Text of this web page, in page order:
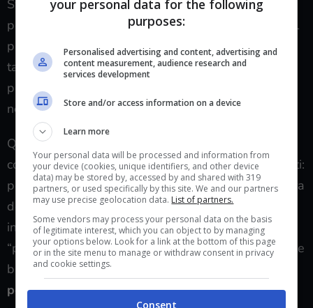
System, qui arricchito dal meccanismo del “link” tra
personaggi che permette al giocatore di collegare il
proprio personaggio a un alleato facendoli agire in
tandem, sfruttando abilità automatiche, diventando
particolarmente efficaci contro tipi particolari di
nemici e sbloccando l’utilizzo delle Linked Artes.
Queste sono tecniche speciali che nascono dalla
combinazione di due abilità dei personaggi collegati:
per poterle utilizzare è necessario riempire una barra
dedicata chiamata “overlimit” con cui è possibile
innescare attacchi combinati che diventano il vero
“piatto forte” del sistema. Il resto del gioco utilizza le
basi di Tales Of Graces
potenziamenti derivanti dal sistema di
your personal data for the following
purposes:
Personalised advertising and content, advertising and
content measurement, audience research and
services development
Store and/or access information on a device
Learn more
Your personal data will be processed and information from
your device (cookies, unique identifiers, and other device
data) may be stored by, accessed by and shared with 319
partners, or used specifically by this site. We and our partners
may use precise geolocation data. List of partners.
Some vendors may process your personal data on the basis
of legitimate interest, which you can object to by managing
your options below. Look for a link at the bottom of this page
or in the site menu to manage or withdraw consent in privacy
and cookie settings.
Consent